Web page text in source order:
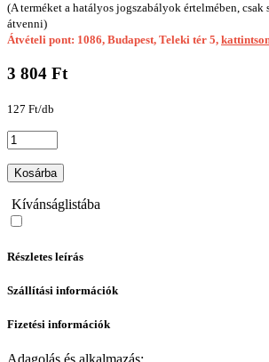
(A terméket a hatályos jogszabályok értelmében, csak
átvenni)
Átvételi pont: 1086, Budapest, Teleki tér 5,
3 804 Ft
127 Ft/db
Kosárba
Kívánságlistába
Részletes leírás
Szállítási információk
Fizetési információk